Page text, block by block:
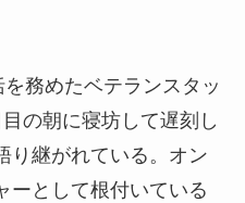
務めたベテランスタッ
の朝に寝坊して遅刻し
り継がれている。オン
ーとして根付いている